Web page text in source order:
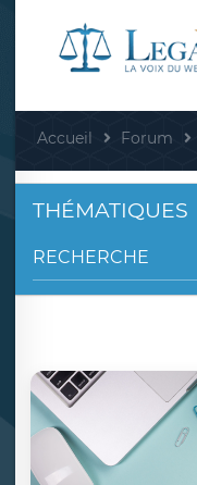
Accueil Forum
THÉMATIQUES